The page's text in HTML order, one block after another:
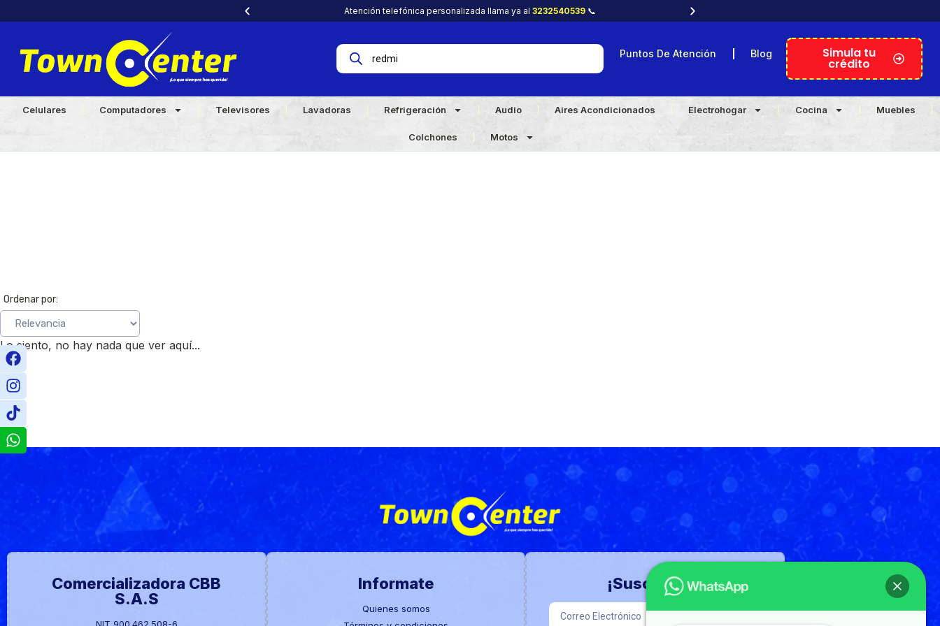
Atención telefónica personalizada llama ya al 3232540539 📞
Puntos De Atención Blog Simula tu
crédito
Celulares Computadores Televisores Lavadoras Refrigeración Audio Aires Acondicionados Electrohogar Cocina Muebles
Colchones Motos
Ordenar por:
Lo siento, no hay nada que ver aquí...
Comercializadora CBB
S.A.S
Informate
Quienes somos
¡Suscríbete!